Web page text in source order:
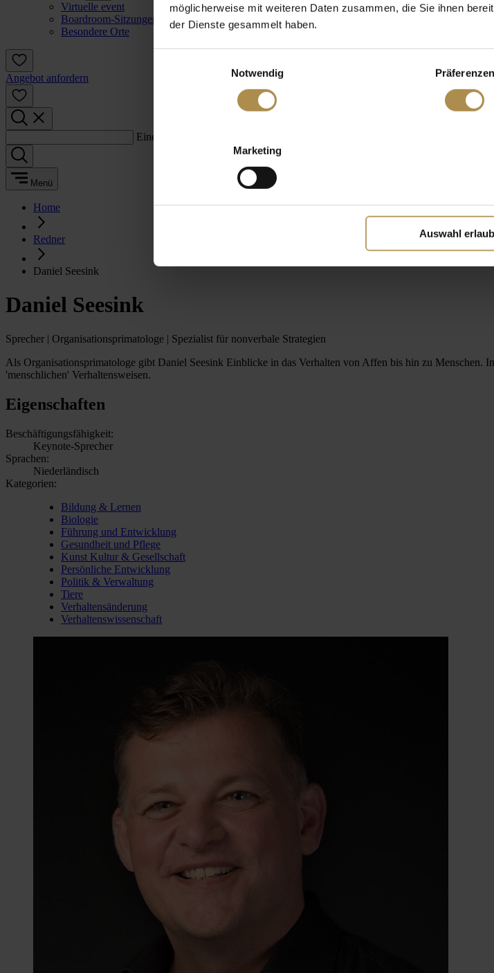
möglicherweise mit weiteren Daten zusammen, die Sie ihnen
der Dienste gesammelt haben.
Notwendig
Präferenzen
Marketing
Auswahl
Virtuelle event
Boardroom-Sitzungen
Besondere Orte
Angebot anfordern
Einen Suchbegriff eingeben:
Menü
Home
Redner
Daniel Seesink
Daniel Seesink
Sprecher | Organisationsprimatologe | Spezialist für nonverbale Strategien
Als Organisationsprimatologe gibt Daniel Seesink Einblicke in das Verhalten von Affen bis hin zu Menschen.
'menschlichen' Verhaltensweisen.
Eigenschaften
Beschäftigungsfähigkeit:
Keynote-Sprecher
Sprachen:
Niederländisch
Kategorien:
Bildung & Lernen
Biologie
Führung und Entwicklung
Gesundheit und Pflege
Kunst Kultur & Gesellschaft
Persönliche Entwicklung
Politik & Verwaltung
Tiere
Verhaltensänderung
Verhaltenswissenschaft